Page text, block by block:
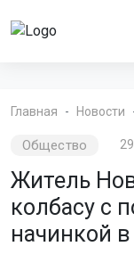
Главная Новости
Общество
Житель
колбасу с
начинкой